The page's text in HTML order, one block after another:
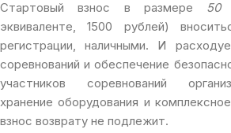
Стартовый взнос в размере 50
эквиваленте, 1500 рублей)
регистрации, наличными. И
соревнований и обеспечение
участников соревнований
хранение оборудования и
взнос возврату не подлежит.